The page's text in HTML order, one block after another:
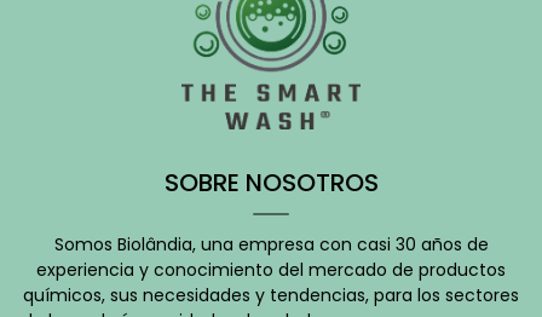
SOBRE NOSOTROS
Somos Biolândia, una empresa con casi 30 años de
experiencia y conocimiento del mercado de productos
químicos, sus necesidades y tendencias, para los sectores